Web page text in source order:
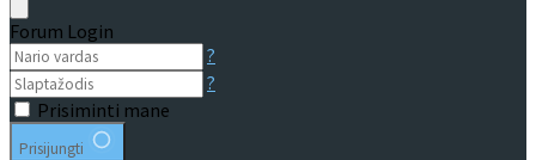
Forum Login
?
?
Prisiminti mane
Prisijungti